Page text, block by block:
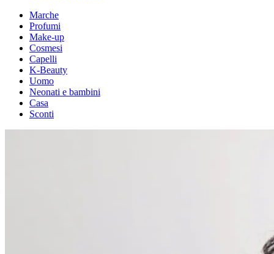
Marche
Profumi
Make-up
Cosmesi
Capelli
K-Beauty
Uomo
Neonati e bambini
Casa
Sconti